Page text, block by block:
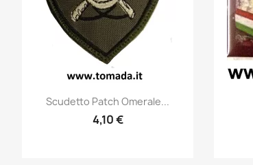
Anteprima
Scudetto Patch Omerale...
4,10 €